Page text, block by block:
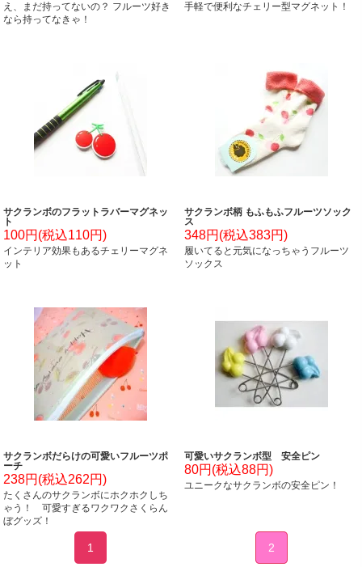
え、まだ持ってないの？ フルーツ好き
なら持ってなきゃ！
手軽で便利なチェリー型マグネット！
サクランボのフラットラバーマグネッ
ト
100円(税込110円)
インテリア効果もあるチェリーマグネ
ット
サクランボ柄 もふもふフルーツソック
ス
348円(税込383円)
履いてると元気になっちゃうフルーツ
ソックス
サクランボだらけの可愛いフルーツポ
ーチ
238円(税込262円)
たくさんのサクランボにホクホクしち
ゃう！ 可愛すぎるワクワクさくらん
ぼグッズ！
可愛いサクランボ型 安全ピン
80円(税込88円)
ユニークなサクランボの安全ピン！
1 2